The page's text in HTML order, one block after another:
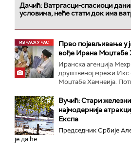
Дачић: Ватргасци-спасиоци
условима, неће стати док има
Прво појављивање у
вође Ирана Моџтабe
Иранска агенција Мехр
друштвеној мрежи Икс
Моџтабе Хамнеија.
Вучић: Стари
најмодернија
Експа
Председник Србије
је да ће...